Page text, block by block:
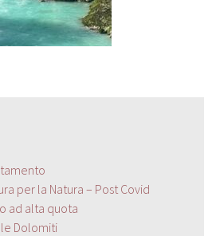
per la Natura – Post Covid
ad alta quota
Dolomiti